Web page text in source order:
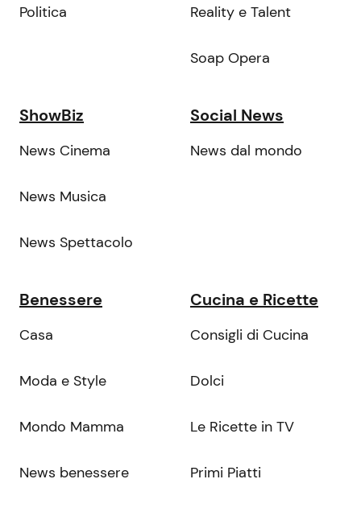
Politica Reality e Talent
Soap Opera
ShowBiz
News Cinema
News Musica
News Spettacolo
Social News
News dal mondo
Benessere
Casa
Moda e Style
Mondo Mamma
News benessere
Cucina e Ricette
Consigli di Cucina
Dolci
Le Ricette in TV
Primi Piatti